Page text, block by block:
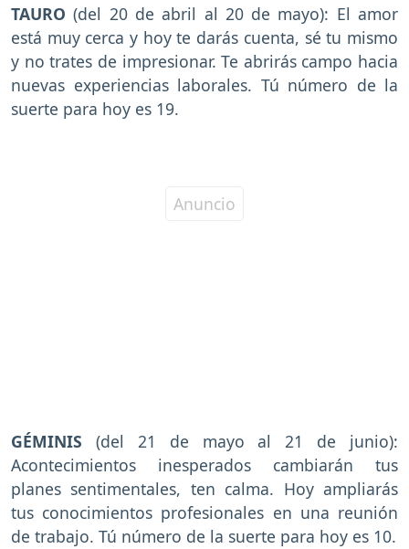
TAURO (del 20 de abril al 20 de mayo): El amor
está muy cerca y hoy te darás cuenta, sé tu mismo
y no trates de impresionar. Te abrirás campo hacia
nuevas experiencias laborales. Tú número de la
suerte para hoy es 19.
GÉMINIS (del 21 de mayo al 21 de junio):
Acontecimientos inesperados cambiarán tus
planes sentimentales, ten calma. Hoy ampliarás
tus conocimientos profesionales en una reunión
de trabajo. Tú número de la suerte para hoy es 10.